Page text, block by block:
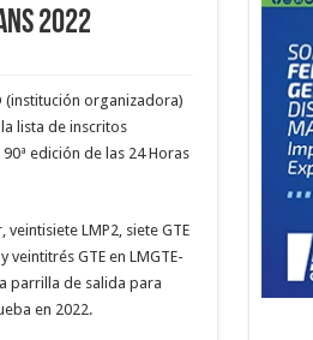
2022
(institución organizadora)
lista de inscritos
edición de las 24 Horas
veintisiete LMP2, siete GTE
veintitrés GTE en LMGTE-
parrilla de salida para
en 2022.